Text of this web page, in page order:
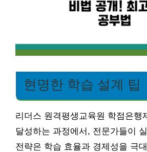
현명한 학습 설계 팁
리더스 원격평생교육원 학점은행
달성하는 과정에서, 전문가들이
전략은 학습 효율과 경제성을 극